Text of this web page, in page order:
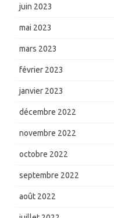
juin 2023
mai 2023
mars 2023
février 2023
janvier 2023
décembre 2022
novembre 2022
octobre 2022
septembre 2022
août 2022